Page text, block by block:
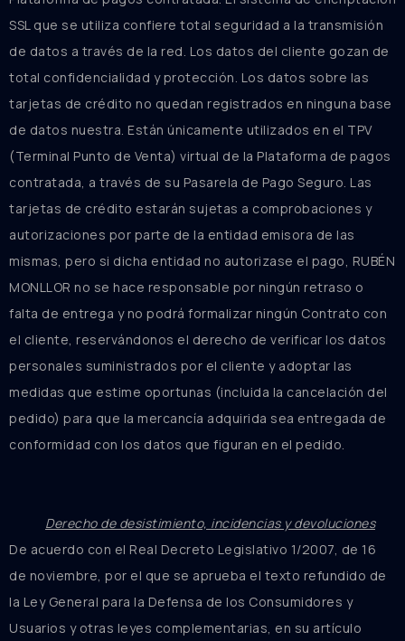
SSL que se utiliza confiere total seguridad a la transmisión
de datos a través de la red. Los datos del cliente gozan de
total confidencialidad y protección. Los datos sobre las
tarjetas de crédito no quedan registrados en ninguna base
de datos nuestra. Están únicamente utilizados en el TPV
(Terminal Punto de Venta) virtual de la Plataforma de pagos
contratada, a través de su Pasarela de Pago Seguro. Las
tarjetas de crédito estarán sujetas a comprobaciones y
autorizaciones por parte de la entidad emisora de las
mismas, pero si dicha entidad no autorizase el pago, RUBÉN
MONLLOR no se hace responsable por ningún retraso o
falta de entrega y no podrá formalizar ningún Contrato con
el cliente, reservándonos el derecho de verificar los datos
personales suministrados por el cliente y adoptar las
medidas que estime oportunas (incluida la cancelación del
pedido) para que la mercancía adquirida sea entregada de
conformidad con los datos que figuran en el pedido.
Derecho de desistimiento, incidencias y devoluciones
De acuerdo con el Real Decreto Legislativo 1/2007, de 16
de noviembre, por el que se aprueba el texto refundido de
la Ley General para la Defensa de los Consumidores y
Usuarios y otras leyes complementarias, en su artículo